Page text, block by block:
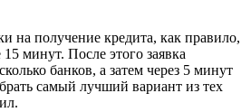
на получение кредита, как правило,
минут. После этого заявка
банков, а затем через 5 минут
самый лучший вариант из тех